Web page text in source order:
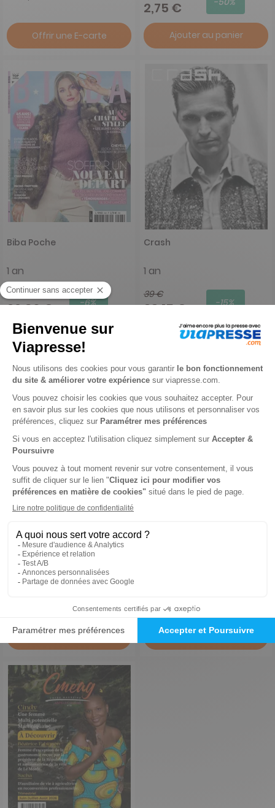
Offrir une E-carte
2,75 €
Ajouter au panier
Biba Poche
1 an
28,60 €
26,90 € -6%
Ajouter au panier
Crash
1 an
39 €
33,15 € -15%
Ajouter au panier
Heritage and Co
N° en cours
Ajouter au panier
3,83 €
Ajouter au panier